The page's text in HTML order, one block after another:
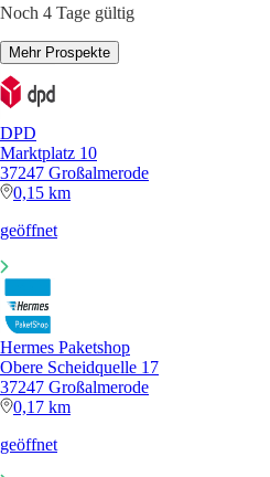
Noch 4 Tage gültig
Mehr Prospekte
DPD
Marktplatz 10
37247 Großalmerode
0,15 km
geöffnet
Hermes Paketshop
Obere Scheidquelle 17
37247 Großalmerode
0,17 km
geöffnet